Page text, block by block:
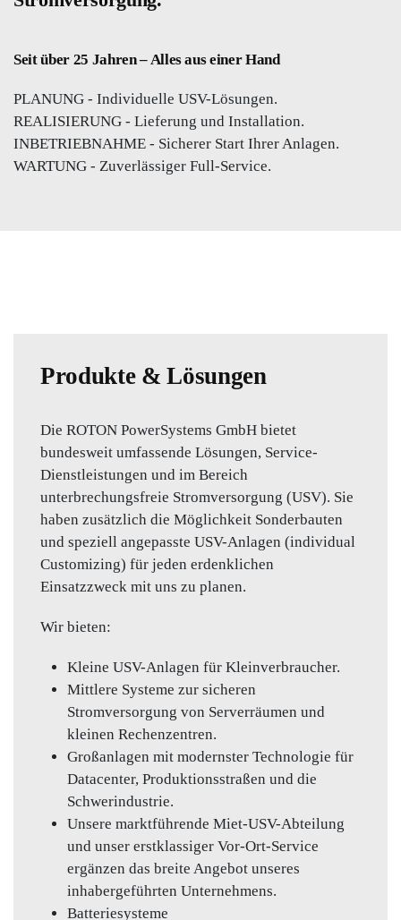
Seit über 25 Jahren – Alles aus einer Hand
PLANUNG - Individuelle USV-Lösungen.
REALISIERUNG - Lieferung und Installation.
INBETRIEBNAHME - Sicherer Start Ihrer Anlagen.
WARTUNG - Zuverlässiger Full-Service.
Produkte & Lösungen
Die ROTON PowerSystems GmbH bietet
bundesweit umfassende Lösungen, Service-
Dienstleistungen und im Bereich
unterbrechungsfreie Stromversorgung (USV). Sie
haben zusätzlich die Möglichkeit Sonderbauten
und speziell angepasste USV-Anlagen (individual
Customizing) für jeden erdenklichen
Einsatzzweck mit uns zu planen.
Wir bieten:
Kleine USV-Anlagen für Kleinverbraucher.
Mittlere Systeme zur sicheren
Stromversorgung von Serverräumen und
kleinen Rechenzentren.
Großanlagen mit modernster Technologie für
Datacenter, Produktionsstraßen und die
Schwerindustrie.
Unsere marktführende Miet-USV-Abteilung
und unser erstklassiger Vor-Ort-Service
ergänzen das breite Angebot unseres
inhabergeführten Unternehmens.
Batteriesysteme